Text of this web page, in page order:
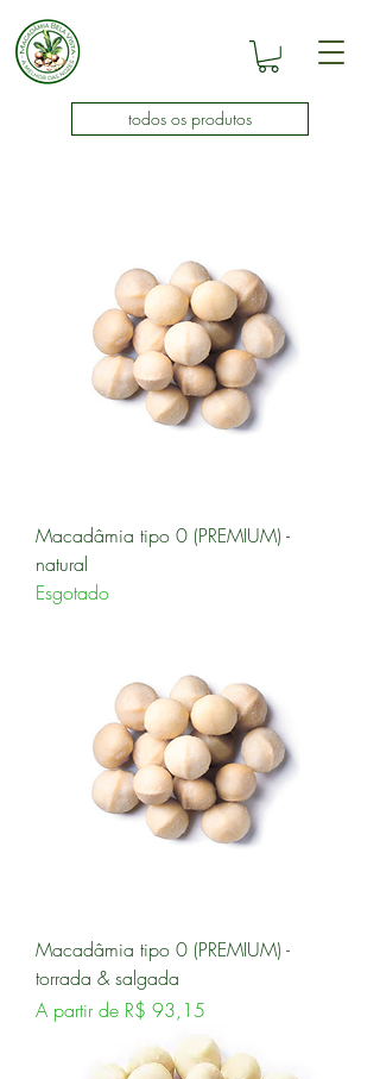
todos os produtos
Macadâmia tipo 0 (PREMIUM) -
natural
Esgotado
Macadâmia tipo 0 (PREMIUM) -
torrada & salgada
A partir de R$ 93,15
Preço promocional